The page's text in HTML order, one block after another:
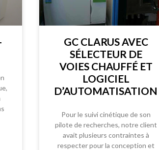
GC CLARUS AVEC
SÉLECTEUR DE
VOIES CHAUFFÉ ET
LOGICIEL
D’AUTOMATISATION
Pour le suivi cinétique de son
pilote de recherches, notre client
avait plusieurs contraintes à
respecter pour la conception et